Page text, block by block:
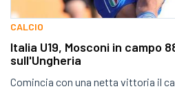
CALCIO
Italia U19, Mosconi in campo
sull'Ungheria
Comincia con una netta vittoria il